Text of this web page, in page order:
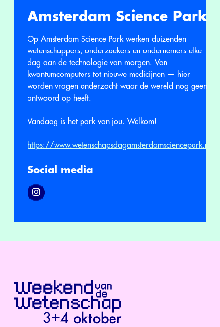
Amsterdam Science Park
Op Amsterdam Science Park werken duizenden
wetenschappers, onderzoekers en ondernemers elke
dag aan de technologie van morgen. Van
kwantumcomputers tot nieuwe medicijnen — hier
worden vragen onderzocht waar de wereld nog geen
antwoord op heeft.
Vandaag is het park van jou. Welkom!
https://www.wetenschapsdagamsterdamsciencepark.nl
Social media